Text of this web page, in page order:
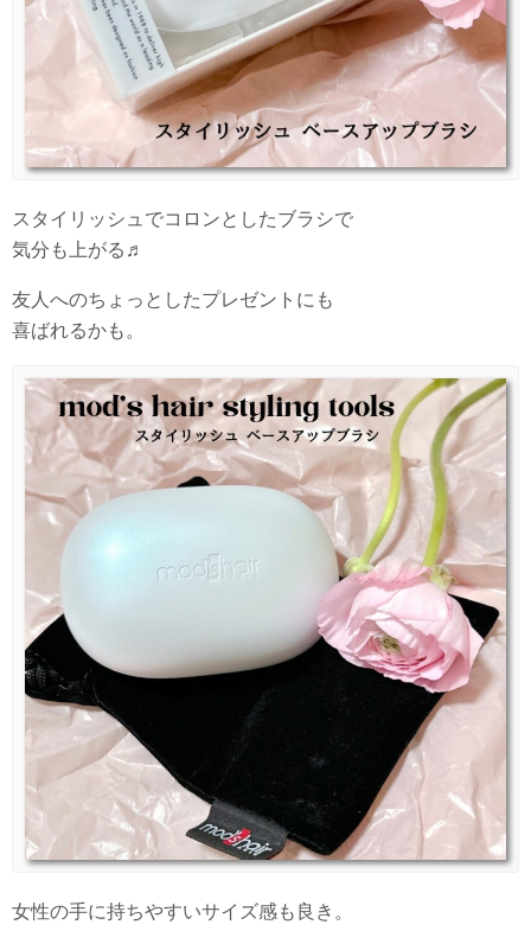
スタイリッシュでコロンとしたブラシで
気分も上がる♬
友人へのちょっとしたプレゼントにも
喜ばれるかも。
女性の手に持ちやすいサイズ感も良き。